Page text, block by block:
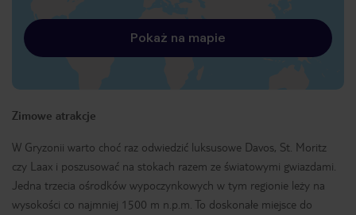
Pokaż na mapie
Zimowe atrakcje
W Gryzonii warto choć raz odwiedzić luksusowe Davos, St. Moritz
czy Laax i poszusować na stokach razem ze światowymi gwiazdami.
Jedna trzecia ośrodków wypoczynkowych w tym regionie leży na
wysokości co najmniej 1500 m n.p.m. To doskonałe miejsce do